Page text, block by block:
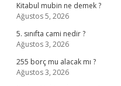
Kitabul mubin ne demek ?
Ağustos 5, 2026
5. sınıfta cami nedir ?
Ağustos 3, 2026
255 borç mu alacak mı ?
Ağustos 3, 2026